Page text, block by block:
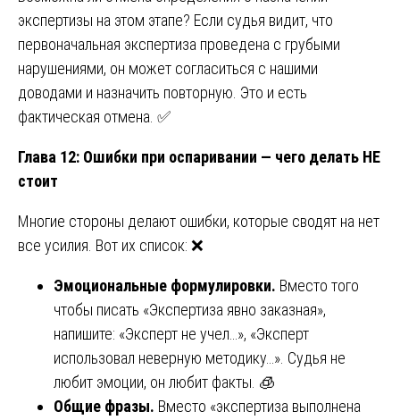
экспертизы на этом этапе? Если судья видит, что
первоначальная экспертиза проведена с грубыми
нарушениями, он может согласиться с нашими
доводами и назначить повторную. Это и есть
фактическая отмена. ✅
Глава 12: Ошибки при оспаривании — чего делать НЕ
стоит
Многие стороны делают ошибки, которые сводят на нет
все усилия. Вот их список: ❌
Эмоциональные формулировки. Вместо того
чтобы писать «Экспертиза явно заказная»,
напишите: «Эксперт не учел…», «Эксперт
использовал неверную методику…». Судья не
любит эмоции, он любит факты. 🧊
Общие фразы. Вместо «экспертиза выполнена